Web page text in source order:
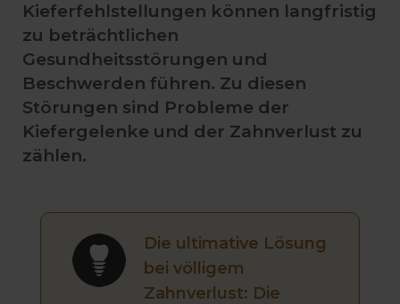
Kieferfehlstellungen können langfristig
zu beträchtlichen
Gesundheitsstörungen und
Beschwerden führen. Zu diesen
Störungen sind Probleme der
Kiefergelenke und der Zahnverlust zu
zählen.
Die ultimative Lösung
bei völligem
Zahnverlust: Die